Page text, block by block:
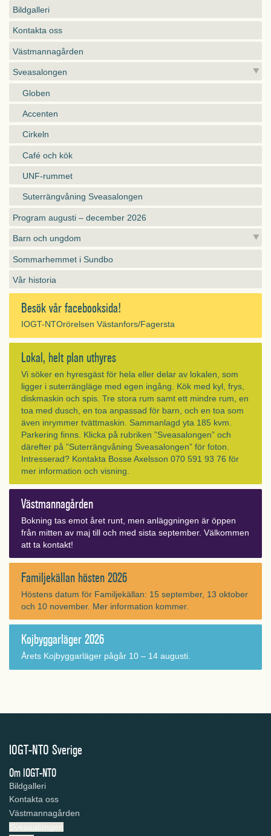
Bildgalleri
Kontakta oss
Västmannagården
Sveasalongen
Globen
Accenten
Cirkeln
Café och kök
UNF-rummet
Suterrängvåning Sveasalongen
Program augusti – december 2026
Barn och ungdom
Sommarhemmet i Sundbo
Vår historia
Besök vår facebooksida!
IOGT-NTOrörelsen Västanfors/Fagersta
Lokal, helt plan uthyres
Vi söker en hyresgäst för hela eller delar av lokalen, som
ligger i suterrängläge med egen ingång. Kök med kyl, frys,
diskmaskin och spis. Tre stora rum samt ett mindre rum, en
toa med dusch, en toa anpassad för barn, och en toa som
även inrymmer tvättmaskin. Sammanlagd yta 185 kvm.
Parkering finns. Klicka på rubriken ”Sveasalongen” och
därefter på ”Suterrängvåning Sveasalongen” för foton.
Intresserad? Kontakta Bosse Axelsson 070 591 93 76 för
mer information och visning.
Västmannagården
Bokning tas emot året runt, men anläggningen är öppen
från mitten av maj till och med sista september. Välkommen
att ta kontakt!
Familjekällan hösten 2026
Höstens datum för Familjekällan: 15 september, 13 oktober
och 10 november. Mer information kommer.
Kojbyggarläger 2026
Årets Kojbyggarläger pågår 10 – 14 augusti.
IOGT-NTO Sverige
Om IOGT-NTO
Bildgalleri
Kontakta oss
Västmannagården
Sveasalongen